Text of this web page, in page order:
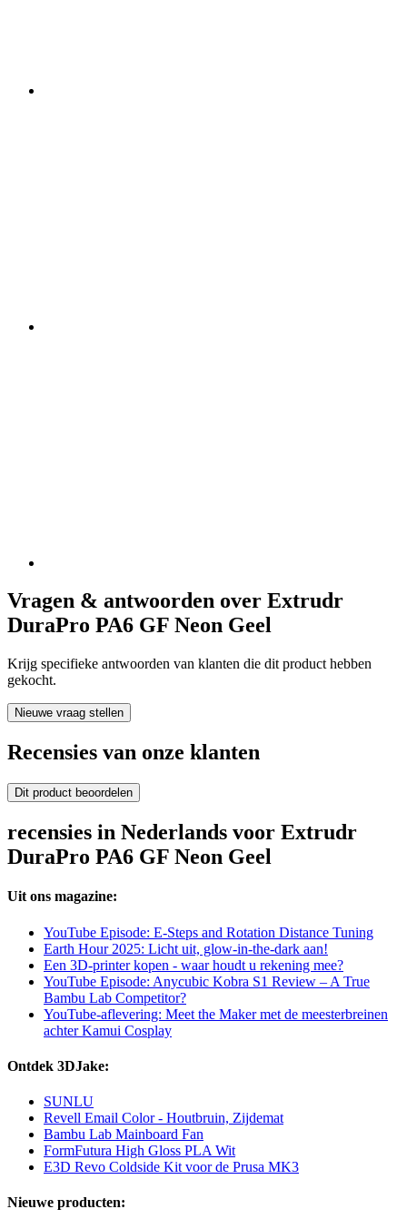
Vragen & antwoorden over Extrudr
DuraPro PA6 GF Neon Geel
Krijg specifieke antwoorden van klanten die dit product hebben
gekocht.
Nieuwe vraag stellen
Recensies van onze klanten
Dit product beoordelen
recensies in Nederlands voor Extrudr
DuraPro PA6 GF Neon Geel
Uit ons magazine:
YouTube Episode: E-Steps and Rotation Distance Tuning
Earth Hour 2025: Licht uit, glow-in-the-dark aan!
Een 3D-printer kopen - waar houdt u rekening mee?
YouTube Episode: Anycubic Kobra S1 Review – A True
Bambu Lab Competitor?
YouTube-aflevering: Meet the Maker met de meesterbreinen
achter Kamui Cosplay
Ontdek 3DJake:
SUNLU
Revell Email Color - Houtbruin, Zijdemat
Bambu Lab Mainboard Fan
FormFutura High Gloss PLA Wit
E3D Revo Coldside Kit voor de Prusa MK3
Nieuwe producten: